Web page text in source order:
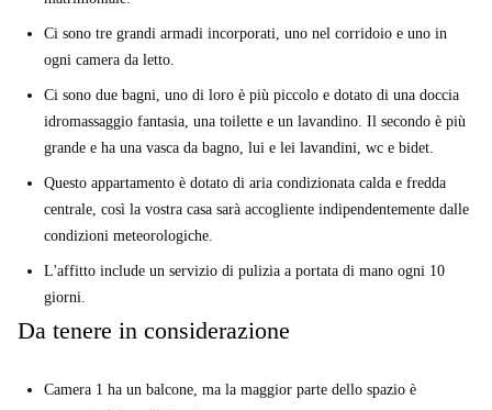
Ci sono tre grandi armadi incorporati, uno nel corridoio e uno in
ogni camera da letto.
Ci sono due bagni, uno di loro è più piccolo e dotato di una doccia
idromassaggio fantasia, una toilette e un lavandino. Il secondo è più
grande e ha una vasca da bagno, lui e lei lavandini, wc e bidet.
Questo appartamento è dotato di aria condizionata calda e fredda
centrale, così la vostra casa sarà accogliente indipendentemente dalle
condizioni meteorologiche.
L'affitto include un servizio di pulizia a portata di mano ogni 10
giorni.
Da tenere in considerazione
Camera 1 ha un balcone, ma la maggior parte dello spazio è